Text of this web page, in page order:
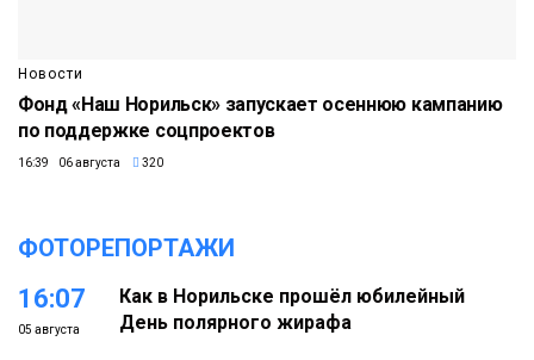
Новости
Фонд «Наш Норильск» запускает осеннюю кампанию
по поддержке соцпроектов
16:39 06 августа 320
ФОТОРЕПОРТАЖИ
16:07
05 августа
Как в Норильске прошёл юбилейный
День полярного жирафа